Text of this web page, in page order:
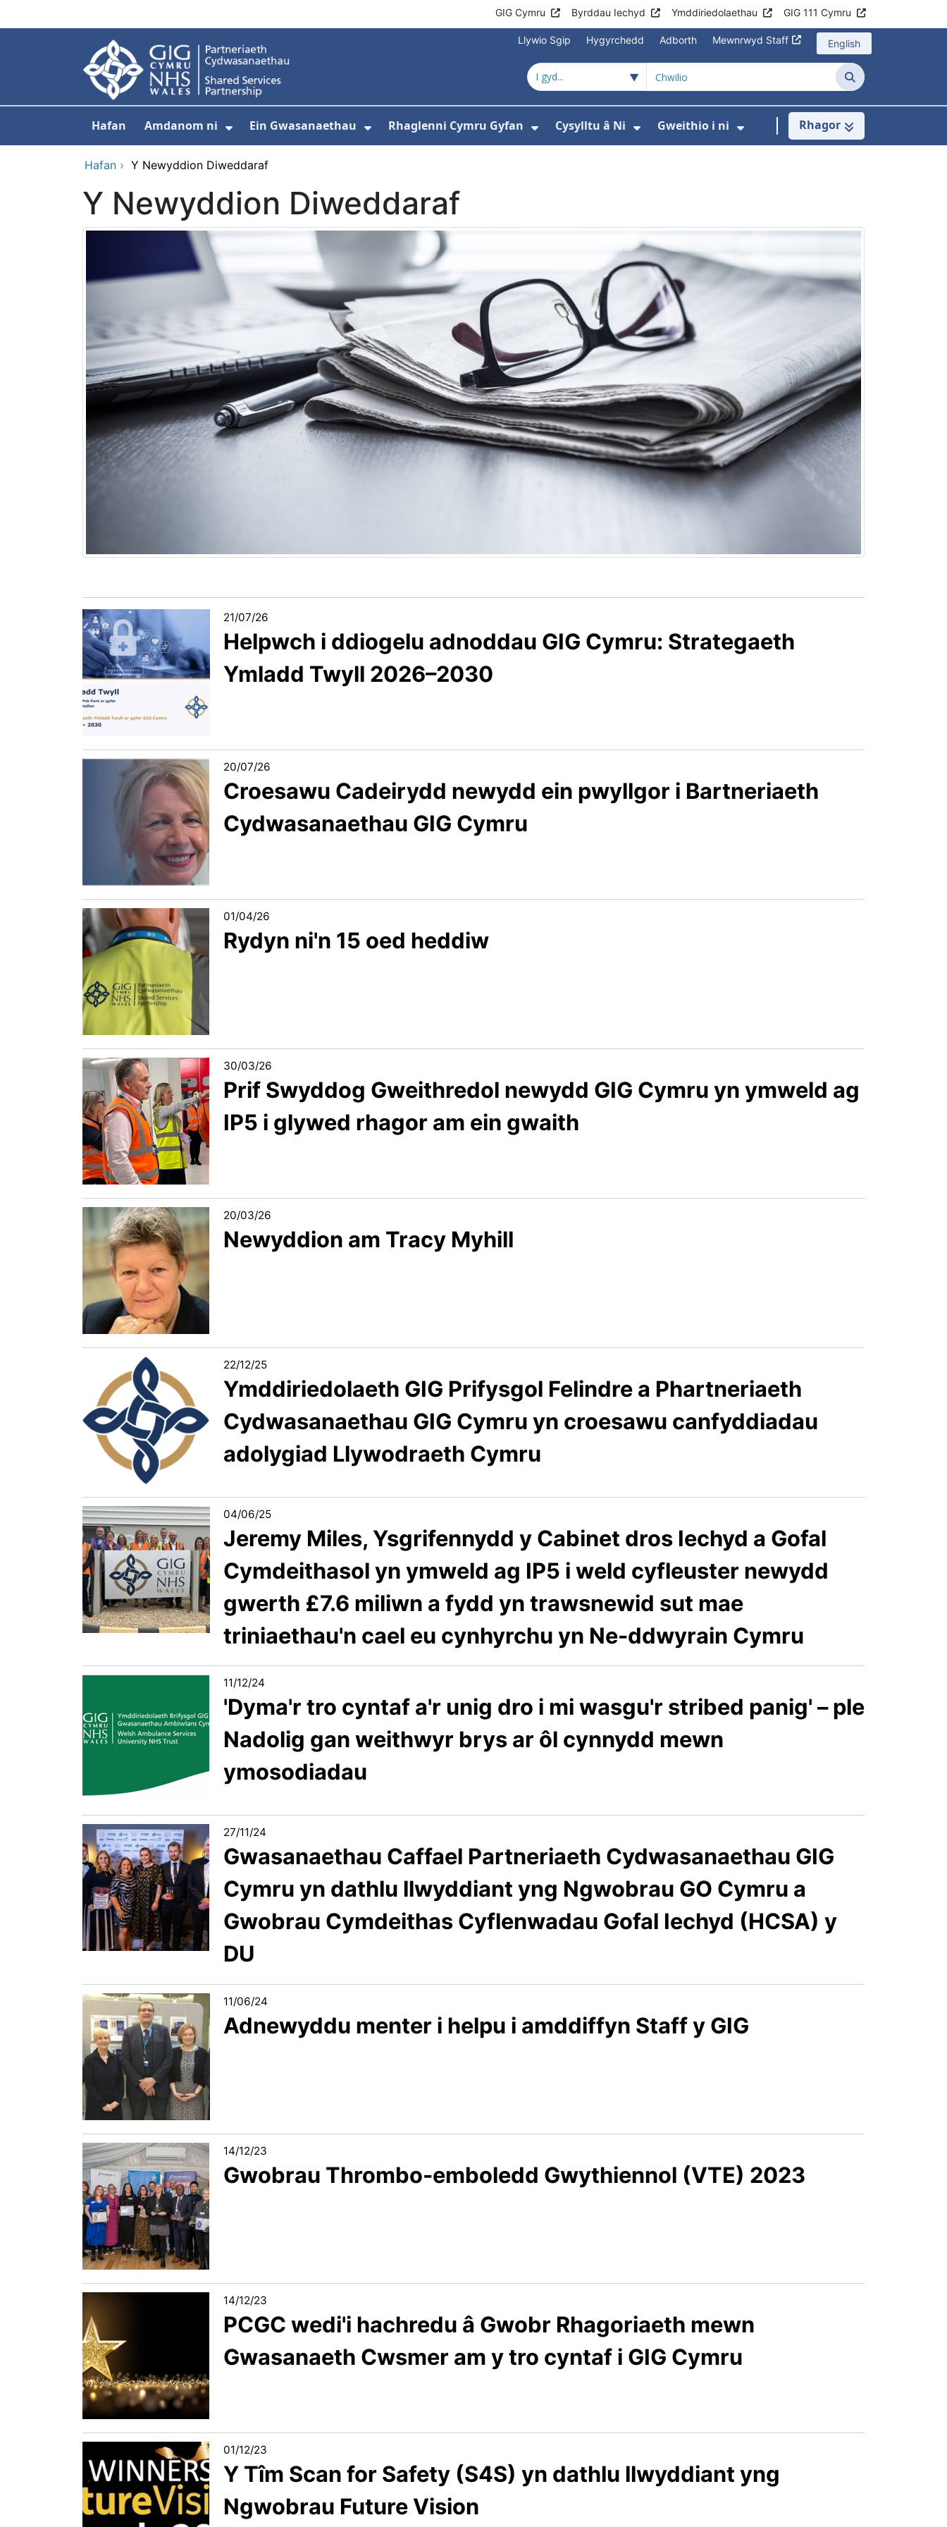
GIG Cymru Byrddau Iechyd Ymddiriedolaethau GIG 111 Cymru
Llywio Sgip Hygyrchedd Adborth Mewnrwyd Staff English
Chwilio
Hafan Amdanom ni Ein Gwasanaethau Rhaglenni Cymru Gyfan
Dangos isddewislen ar gyfer Rhaglenni Cymru Gyfan
Cysylltu â Ni
Dangos isddewislen ar gyfer Cysylltu â Ni
Gweithio i ni
Dangos isddewislen ar
Rhagor
Hafan › Y Newyddion Diweddaraf
Y Newyddion Diweddaraf
21/07/26
Helpwch i ddiogelu adnoddau GIG Cymru: Strategaeth
Ymladd Twyll 2026–2030
20/07/26
Croesawu Cadeirydd newydd ein pwyllgor i Bartneriaeth
Cydwasanaethau GIG Cymru
01/04/26
Rydyn ni'n 15 oed heddiw
30/03/26
Prif Swyddog Gweithredol newydd GIG Cymru yn ymweld ag
IP5 i glywed rhagor am ein gwaith
20/03/26
Newyddion am Tracy Myhill
22/12/25
Ymddiriedolaeth GIG Prifysgol Felindre a Phartneriaeth
Cydwasanaethau GIG Cymru yn croesawu canfyddiadau
adolygiad Llywodraeth Cymru
04/06/25
Jeremy Miles, Ysgrifennydd y Cabinet dros Iechyd a Gofal
Cymdeithasol yn ymweld ag IP5 i weld cyfleuster newydd
gwerth £7.6 miliwn a fydd yn trawsnewid sut mae
triniaethau'n cael eu cynhyrchu yn Ne-ddwyrain Cymru
11/12/24
'Dyma'r tro cyntaf a'r unig dro i mi wasgu'r stribed panig' – ple
Nadolig gan weithwyr brys ar ôl cynnydd mewn
ymosodiadau
27/11/24
Gwasanaethau Caffael Partneriaeth Cydwasanaethau GIG
Cymru yn dathlu llwyddiant yng Ngwobrau GO Cymru a
Gwobrau Cymdeithas Cyflenwadau Gofal Iechyd (HCSA) y
DU
11/06/24
Adnewyddu menter i helpu i amddiffyn Staff y GIG
14/12/23
Gwobrau Thrombo-emboledd Gwythiennol (VTE) 2023
14/12/23
PCGC wedi'i hachredu â Gwobr Rhagoriaeth mewn
Gwasanaeth Cwsmer am y tro cyntaf i GIG Cymru
01/12/23
Y Tîm Scan for Safety (S4S) yn dathlu llwyddiant yng
Ngwobrau Future Vision